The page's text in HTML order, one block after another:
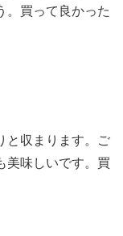
。買って良かった
と収まります。ご
美味しいです。買